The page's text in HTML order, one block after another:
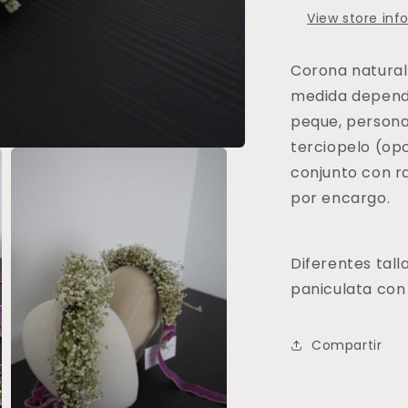
View store
Corona
medida
peque,
terciopelo
conjunto con
por encargo.
Diferentes
paniculata
Compartir